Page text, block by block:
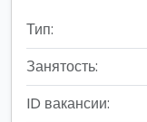
Тип:
Занятость:
ID вакансии: